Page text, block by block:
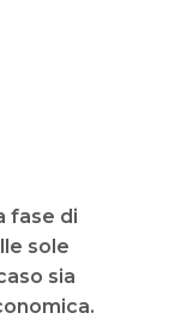
fase di
sole
sia